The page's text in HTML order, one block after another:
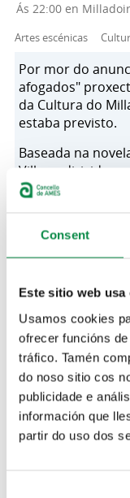
Consent
Este sitio web usa
Usamos cookies
ofrecer funcións
tráfico. Tamén
do noso sitio cos
publicidade e
información que
partir do uso dos
Ás 22:00 en
Artes escénicas
Por mor do
afogados"
da Cultura do
estaba previsto.
Baseada na
Villar e dirixida
afogados” é un
Está
galego. Conta
actrices e actores
pertencente á
incluída no
Cultura en Ames,
balde até
O argumento da “A
nunha praia galega,